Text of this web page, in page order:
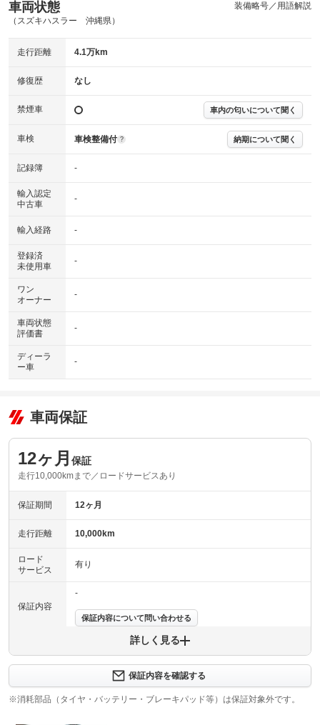
車両状態
（スズキハスラー 沖縄県）
装備略号／用語解説
走行距離 4.1万km
修復歴 なし
禁煙車 車内の匂いについて聞く
車検 車検整備付 ? 納期について聞く
記録簿 -
輸入認定
中古車
-
輸入経路 -
登録済
未使用車
-
ワン
オーナー
-
車両状態
評価書
-
ディーラ
ー車
-
車両保証
12ヶ月 保証
走行10,000kmまで／ロードサービスあり
保証期間 12ヶ月
走行距離 10,000km
ロード
サービス
有り
保証内容
-
保証内容について問い合わせる
上限金額 限度額無制限
詳しく見る
保証内容を確認する
※消耗部品（タイヤ・バッテリー・ブレーキパッド等）は保証対象外です。